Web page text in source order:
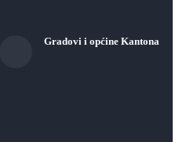
Gradovi i općine Kantona